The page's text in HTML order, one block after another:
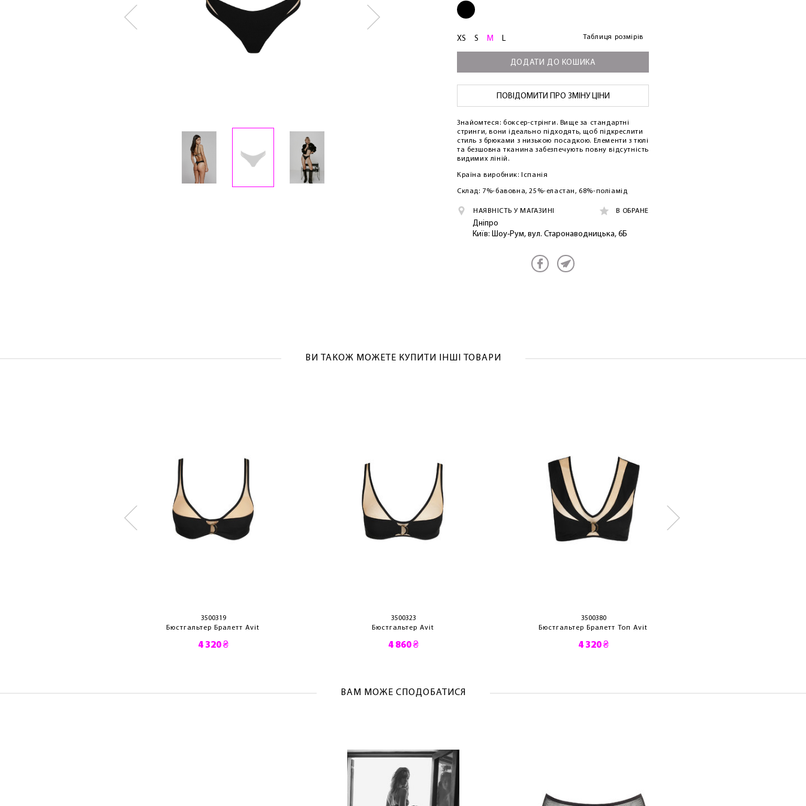
XS S M L Таблиця розмірів
ДОДАТИ ДО КОШИКА
ПОВІДОМИТИ ПРО ЗМІНУ ЦІНИ
Знайомтеся: боксер-стрінги. Вище за стандартні
стринги, вони ідеально підходять, щоб підкреслити
стиль з брюками з низькою посадкою. Елементи з тюлі
та безшовна тканина забезпечують повну відсутність
видимих ​​ліній.
Країна виробник: Іспанія
Склад: 7%-бавовна, 25%-еластан, 68%-поліамід
НАЯВНІСТЬ У МАГАЗИНІ В ОБРАНЕ
Дніпро
Київ: Шоу-Рум, вул. Старонаводницька, 6Б
ВИ ТАКОЖ МОЖЕТЕ КУПИТИ ІНШІ ТОВАРИ
3500319
Бюстгальтер Бралетт Avit
4 320 ₴
3500323
Бюстгальтер Avit
4 860 ₴
3500380
Бюстгальтер Бралетт Топ Avit
4 320 ₴
ВАМ МОЖЕ СПОДОБАТИСЯ